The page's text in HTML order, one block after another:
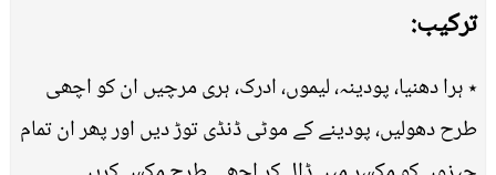
ترکیب:
٭ ہرا دھنیا، پودینہ، لیموں، ادرک، ہری مرچیں ان کو اچھی
طرح دھولیں، پودینے کے موٹی ڈنڈی توڑ دیں اور پھر ان تمام